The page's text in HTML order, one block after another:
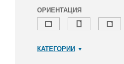
ОРИЕНТАЦИЯ
КАТЕГОРИИ